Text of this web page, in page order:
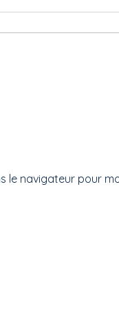
le navigateur pour